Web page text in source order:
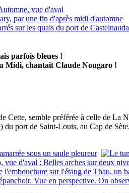
parfois bleues !
Midi, chantait Claude Nougaro !
Cette, semble préférée à celle de La
port de Saint-Louis, au Cap de